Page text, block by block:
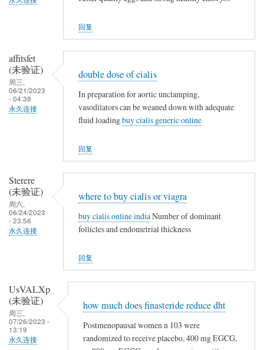
回复
affitsfet
(未验证)
周三,
06/21/2023
- 04:38
永久连接
double dose of cialis
In preparation for aortic unclamping,
vasodilators can be weaned down with adequate
fluid loadingbuy cialis generic online
回复
Sterere
(未验证)
周六,
06/24/2023
- 23:56
永久连接
where to buy cialis or viagra
buy cialis online indiaNumber of dominant
follicles and endometrial thickness
回复
UsVALXp
(未验证)
周三,
07/26/2023 -
13:19
永久连接
how much does finasteride reduce dht
Postmenopausal women n 103 were
randomized to receive placebo, 400 mg EGCG,